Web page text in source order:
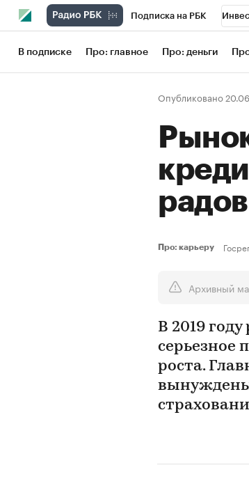
Подписка на РБК
Школа управления РБК
Рынок наличной валюты
В подписке Про: главное Про: деньги
Опубликовано
Про: карьеру
Архивный
В 2019
серьезное
роста.
вынуждены